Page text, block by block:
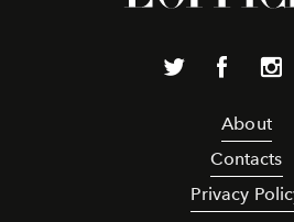
About
Contacts
Privacy